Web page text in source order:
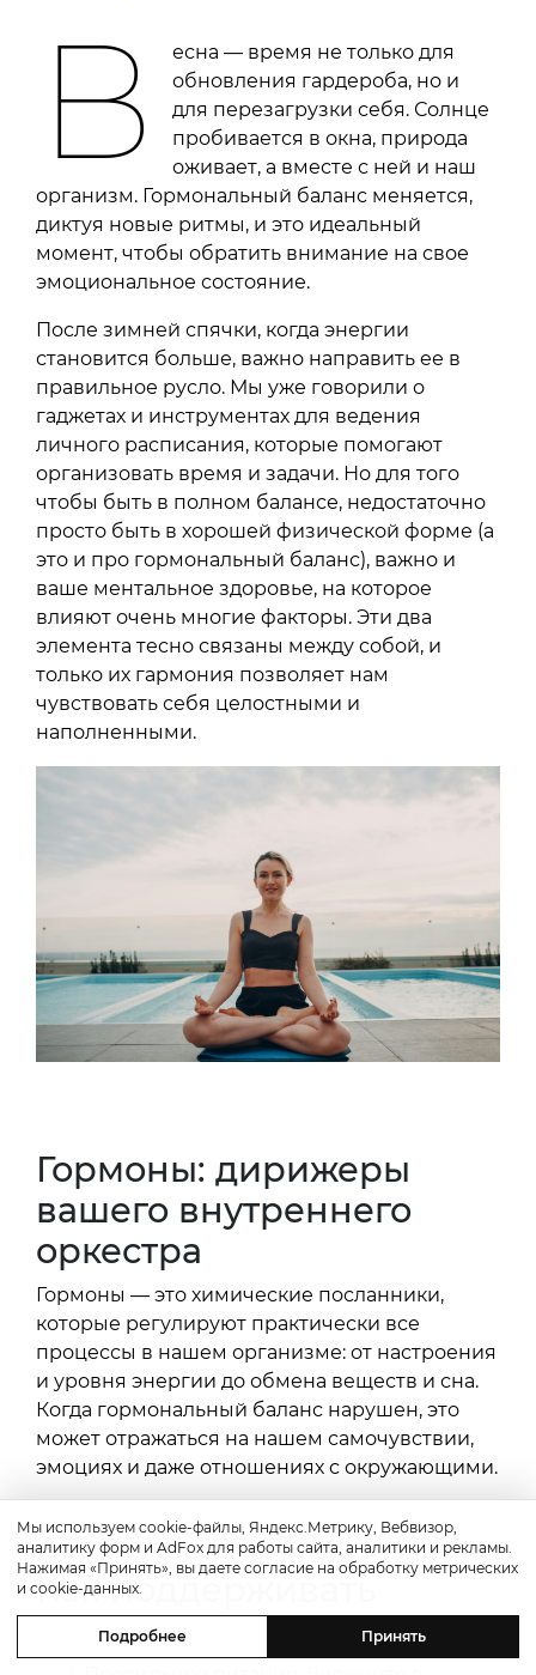
В
есна — время не только для
обновления гардероба, но и
для перезагрузки себя. Солнце
пробивается в окна, природа
оживает, а вместе с ней и наш
организм. Гормональный баланс меняется,
диктуя новые ритмы, и это идеальный
момент, чтобы обратить внимание на свое
эмоциональное состояние.
После зимней спячки, когда энергии
становится больше, важно направить ее в
правильное русло. Мы уже говорили о
гаджетах и инструментах для ведения
личного расписания, которые помогают
организовать время и задачи. Но для того
чтобы быть в полном балансе, недостаточно
просто быть в хорошей физической форме (а
это и про гормональный баланс), важно и
ваше ментальное здоровье, на которое
влияют очень многие факторы. Эти два
элемента тесно связаны между собой, и
только их гармония позволяет нам
чувствовать себя целостными и
наполненными.
Гормоны: дирижеры
вашего внутреннего
оркестра
Гормоны — это химические посланники,
которые регулируют практически все
процессы в нашем организме: от настроения
и уровня энергии до обмена веществ и сна.
Когда гормональный баланс нарушен, это
может отражаться на нашем самочувствии,
эмоциях и даже отношениях с окружающими.
Как поддерживать
гормональный баланс?
Мы используем cookie-файлы, Яндекс.Метрику, Вебвизор,
аналитику форм и AdFox для работы сайта, аналитики и рекламы.
Нажимая «Принять», вы даете согласие на обработку метрических
и cookie-данных.
Подробнее Принять